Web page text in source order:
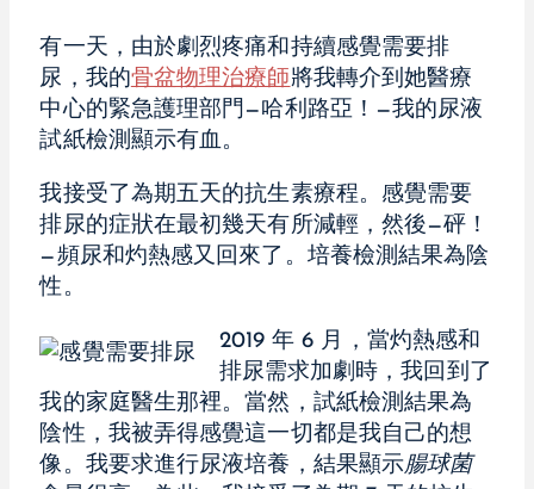
有一天，由於劇烈疼痛和持續感覺需要排
尿，我的骨盆物理治療師將我轉介到她醫療
中心的緊急護理部門—哈利路亞！—我的尿液
試紙檢測顯示有血。
我接受了為期五天的抗生素療程。感覺需要
排尿的症狀在最初幾天有所減輕，然後—砰！
—頻尿和灼熱感又回來了。培養檢測結果為陰
性。
2019 年 6 月，當灼熱感和
排尿需求加劇時，我回到了
我的家庭醫生那裡。當然，試紙檢測結果為
陰性，我被弄得感覺這一切都是我自己的想
像。我要求進行尿液培養，結果顯示腸球菌